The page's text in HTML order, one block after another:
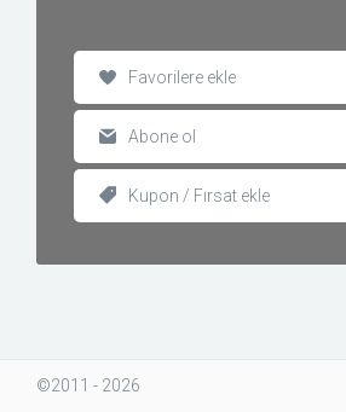
Favorilere ekle
Abone ol
Kupon / Fırsat ekle
©2011 - 2026